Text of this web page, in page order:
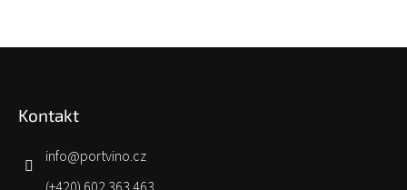
Kontakt
info@portvino.cz